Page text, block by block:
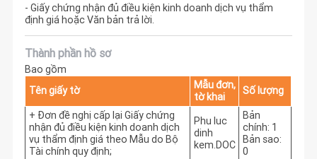
- Giấy chứng nhận đủ điều kiện kinh doanh dịch vụ thẩm
định giá hoặc Văn bản trả lời.
Thành phần hồ sơ
Bao gồm
Tên giấy tờ
Mẫu đơn,
tờ khai
Số lượng
+ Đơn đề nghị cấp lại Giấy chứng
nhận đủ điều kiện kinh doanh dịch
vụ thẩm định giá theo Mẫu do Bộ
Tài chính quy định;
Phu luc
dinh
kem.DOC
Bản
chính: 1
Bản sao:
0